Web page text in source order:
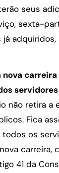
seus
sexta-
já
nova
não retira a
Fica
os
carreira,
41 da